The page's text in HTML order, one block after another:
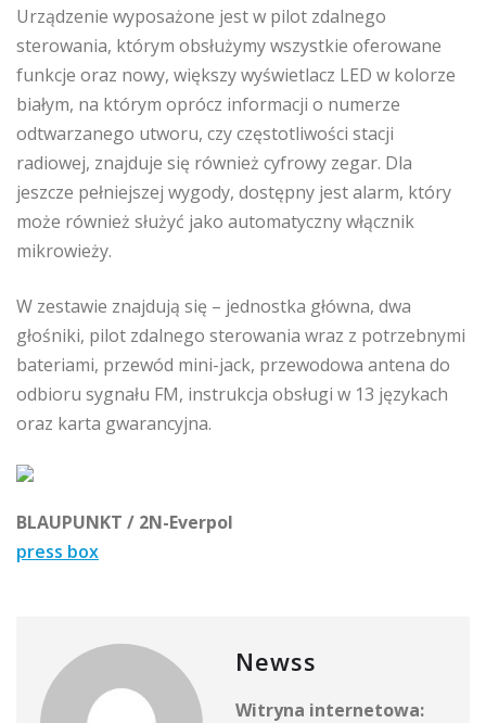
Urządzenie wyposażone jest w pilot zdalnego
sterowania, którym obsłużymy wszystkie oferowane
funkcje oraz nowy, większy wyświetlacz LED w kolorze
białym, na którym oprócz informacji o numerze
odtwarzanego utworu, czy częstotliwości stacji
radiowej, znajduje się również cyfrowy zegar. Dla
jeszcze pełniejszej wygody, dostępny jest alarm, który
może również służyć jako automatyczny włącznik
mikrowieży.
W zestawie znajdują się – jednostka główna, dwa
głośniki, pilot zdalnego sterowania wraz z potrzebnymi
bateriami, przewód mini-jack, przewodowa antena do
odbioru sygnału FM, instrukcja obsługi w 13 językach
oraz karta gwarancyjna.
BLAUPUNKT / 2N-Everpol
press box
Newss
Witryna internetowa: